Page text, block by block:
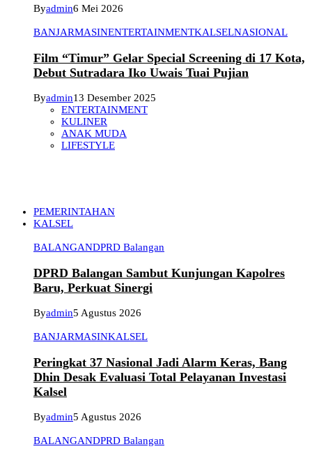
Byadmin6 Mei 2026
BANJARMASINENTERTAINMENTKALSELNASIONAL
Film “Timur” Gelar Special Screening di 17 Kota,
Debut Sutradara Iko Uwais Tuai Pujian
Byadmin13 Desember 2025
ENTERTAINMENT
KULINER
ANAK MUDA
LIFESTYLE
PEMERINTAHAN
KALSEL
BALANGANDPRD Balangan
DPRD Balangan Sambut Kunjungan Kapolres
Baru, Perkuat Sinergi
Byadmin5 Agustus 2026
BANJARMASINKALSEL
Peringkat 37 Nasional Jadi Alarm Keras, Bang
Dhin Desak Evaluasi Total Pelayanan Investasi
Kalsel
Byadmin5 Agustus 2026
BALANGANDPRD Balangan